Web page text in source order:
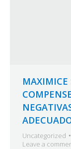
MAXIMICE
Uncategorized
Leave a